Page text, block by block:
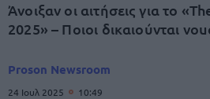
Άνοιξαν οι αιτήσεις για το
2025» – Ποιοι δικαιούνται
Proson Newsroom
24 Ιουλ 2025 10:49